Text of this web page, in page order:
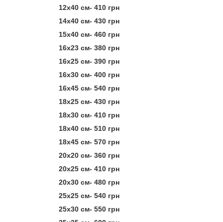
12х40 см- 410 грн
14х40 см- 430 грн
15х40 см- 460 грн
16х23 см- 380 грн
16х25 см- 390 грн
16х30 см- 400 грн
16х45 см- 540 грн
18х25 см- 430 грн
18х30 см- 410 грн
18х40 см- 510 грн
18х45 см- 570 грн
20х20 см- 360 грн
20х25 см- 410 грн
20х30 см- 480 грн
25х25 см- 540 грн
25х30 см- 550 грн